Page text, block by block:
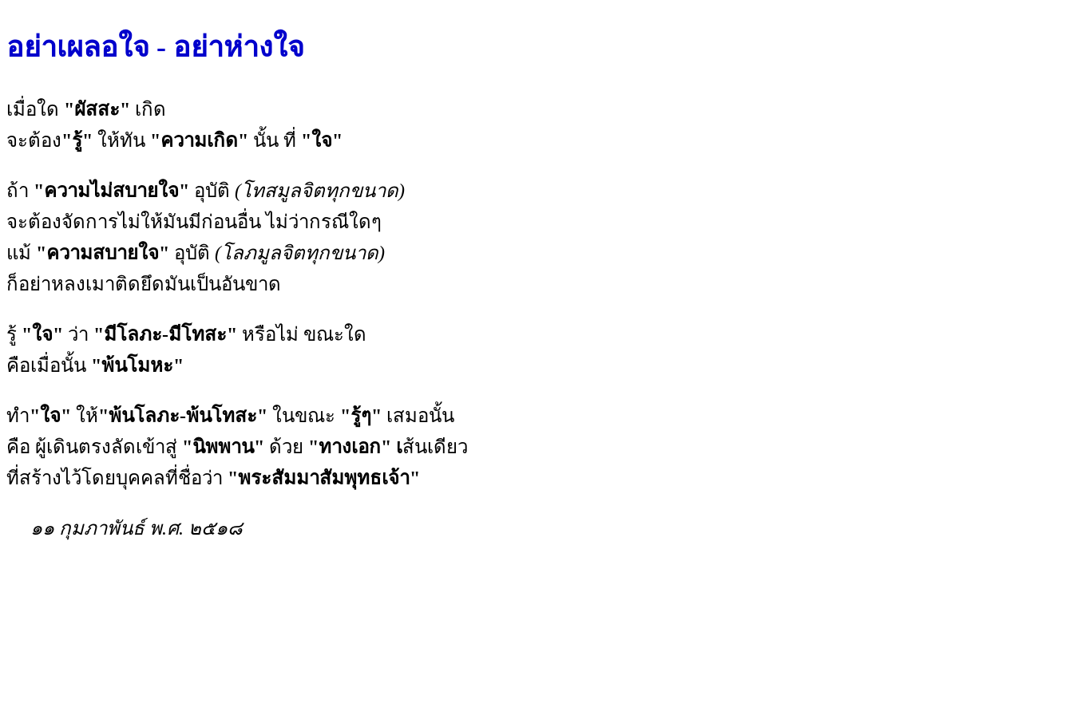
อย่าเผลอใจ - อย่าห่างใจ
เมื่อใด "ผัสสะ" เกิด
จะต้อง"รู้" ให้ทัน "ความเกิด" นั้น ที่ "ใจ"
ถ้า "ความไม่สบายใจ" อุบัติ (โทสมูลจิตทุกขนาด)
จะต้องจัดการไม่ให้มันมีก่อนอื่น ไม่ว่ากรณีใดๆ
แม้ "ความสบายใจ" อุบัติ (โลภมูลจิตทุกขนาด)
ก็อย่าหลงเมาติดยึดมันเป็นอันขาด
รู้ "ใจ" ว่า "มีโลภะ-มีโทสะ" หรือไม่ ขณะใด
คือเมื่อนั้น "พ้นโมหะ"
ทำ"ใจ" ให้"พ้นโลภะ-พ้นโทสะ" ในขณะ "รู้ๆ" เสมอนั้น
คือ ผู้เดินตรงลัดเข้าสู่ "นิพพาน" ด้วย "ทางเอก" เส้นเดียว
ที่สร้างไว้โดยบุคคลที่ชื่อว่า "พระสัมมาสัมพุทธเจ้า"
๑๑ กุมภาพันธ์ พ.ศ. ๒๕๑๘